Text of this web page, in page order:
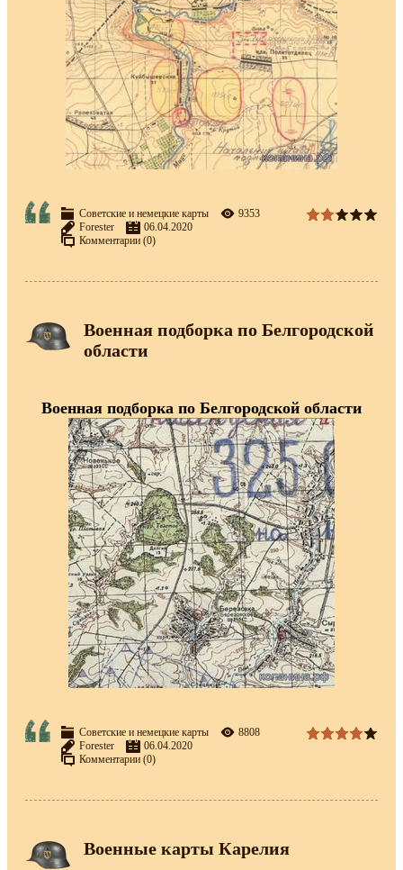
Советские и немецкие карты
9353
Forester
06.04.2020
Комментарии (0)
Военная подборка по Белгородской
области
Военная подборка по Белгородской области
Советские и немецкие карты
8808
Forester
06.04.2020
Комментарии (0)
Военные карты Карелия